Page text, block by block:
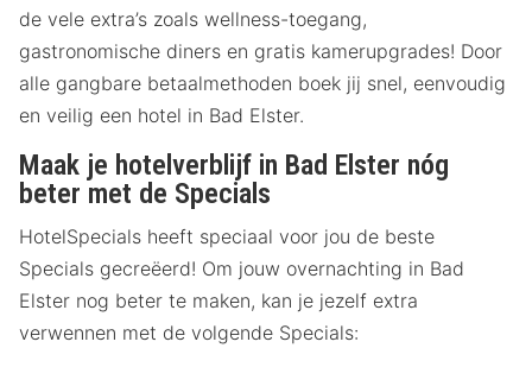
de vele extra’s zoals wellness-toegang,
gastronomische diners en gratis kamerupgrades! Door
alle gangbare betaalmethoden boek jij snel, eenvoudig
en veilig een hotel in Bad Elster.
Maak je hotelverblijf in Bad Elster nóg
beter met de Specials
HotelSpecials heeft speciaal voor jou de beste
Specials gecreëerd! Om jouw overnachting in Bad
Elster nog beter te maken, kan je jezelf extra
verwennen met de volgende Specials: